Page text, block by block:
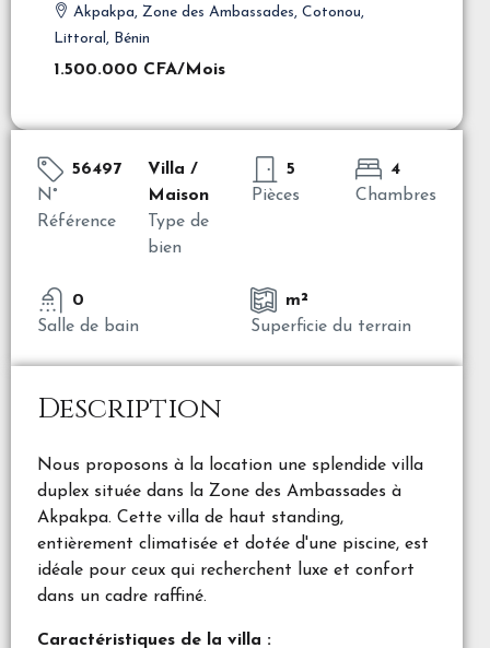
Akpakpa, Zone des Ambassades, Cotonou,
Littoral, Bénin
1.500.000 CFA/Mois
56497
N°
Référence
Villa /
Maison
Type de
bien
5
Pièces
4
Chambres
0
Salle de bain
m²
Superficie du terrain
Description
Nous proposons à la location une splendide villa
duplex située dans la Zone des Ambassades à
Akpakpa. Cette villa de haut standing,
entièrement climatisée et dotée d'une piscine, est
idéale pour ceux qui recherchent luxe et confort
dans un cadre raffiné.
Caractéristiques de la villa :